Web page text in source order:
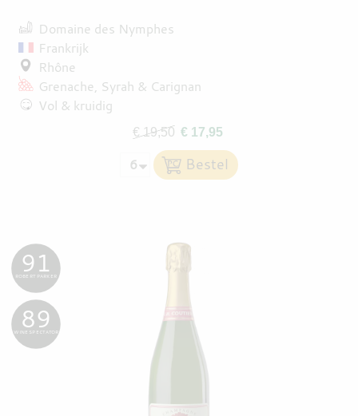
Domaine des Nymphes
Frankrijk
Rhône
Grenache Syrah
Carignan
Vol & kruidig
€ 19,50 € 17,95
91
ROBERT PARKER
89
WINE SPECTATOR